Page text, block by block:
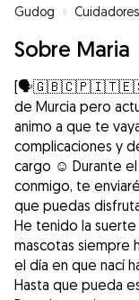
Gudog »
Sobre Maria
[🗣️🇬🇧🇨🇵🇮🇹🇪🇸]Me
de Murcia pero
animo a que te
complicaciones y
cargo ☺️ Durante
conmigo, te
que puedas
He tenido la
mascotas siempre
el día en que nací
Hasta que pueda